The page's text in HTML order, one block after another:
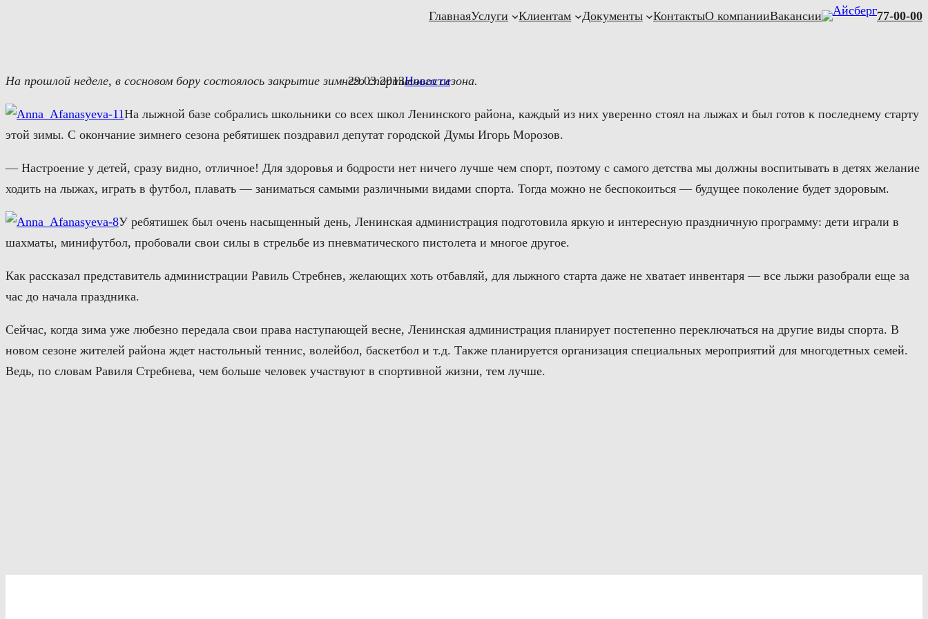
ГлавнаяУслуги Клиентам Документы КонтактыО компанииВакансии 77-00-00
29.03.2013Новости
На прошлой неделе, в сосновом бору состоялось закрытие зимнего спортивного сезона.
На лыжной базе собрались школьники со всех школ Ленинского района, каждый из них уверенно стоял на лыжах и был готов к последнему старту
этой зимы. С окончание зимнего сезона ребятишек поздравил депутат городской Думы Игорь Морозов.
— Настроение у детей, сразу видно, отличное! Для здоровья и бодрости нет ничего лучше чем спорт, поэтому с самого детства мы должны воспитывать в детях желание
ходить на лыжах, играть в футбол, плавать — заниматься самыми различными видами спорта. Тогда можно не беспокоиться — будущее поколение будет здоровым.
У ребятишек был очень насыщенный день, Ленинская администрация подготовила яркую и интересную праздничную программу: дети играли в
шахматы, минифутбол, пробовали свои силы в стрельбе из пневматического пистолета и многое другое.
Как рассказал представитель администрации Равиль Стребнев, желающих хоть отбавляй, для лыжного старта даже не хватает инвентаря — все лыжи разобрали еще за
час до начала праздника.
Сейчас, когда зима уже любезно передала свои права наступающей весне, Ленинская администрация планирует постепенно переключаться на другие виды спорта. В
новом сезоне жителей района ждет настольный теннис, волейбол, баскетбол и т.д. Также планируется организация специальных мероприятий для многодетных семей.
Ведь, по словам Равиля Стребнева, чем больше человек участвуют в спортивной жизни, тем лучше.